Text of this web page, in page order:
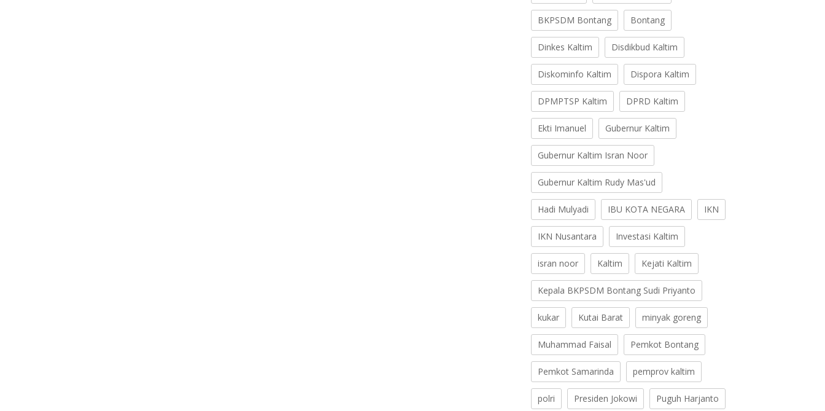
BKPSDM Bontang Bontang
Dinkes Kaltim Disdikbud Kaltim
Diskominfo Kaltim Dispora Kaltim
DPMPTSP Kaltim DPRD Kaltim
Ekti Imanuel Gubernur Kaltim
Gubernur Kaltim Isran Noor
Gubernur Kaltim Rudy Mas'ud
Hadi Mulyadi IBU KOTA NEGARA IKN
IKN Nusantara Investasi Kaltim
isran noor Kaltim Kejati Kaltim
Kepala BKPSDM Bontang Sudi Priyanto
kukar Kutai Barat minyak goreng
Muhammad Faisal Pemkot Bontang
Pemkot Samarinda pemprov kaltim
polri Presiden Jokowi Puguh Harjanto